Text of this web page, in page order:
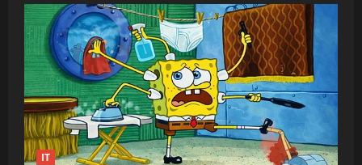
знает,
что
делать»:
CEO
OpenAI
заявил,
что
ИИ
переписывает
правила
капитализма
IT